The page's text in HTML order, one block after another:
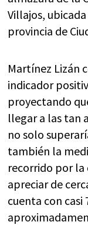
Villajos,
provincia de
Martínez Lizán
indicador
proyectando
llegar a las tan
no solo
también la
recorrido por la
apreciar de
cuenta con casi